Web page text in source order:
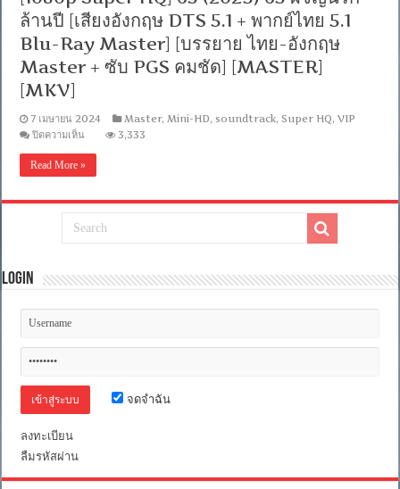
ล้านปี [เสียงอังกฤษ DTS 5.1 + พากย์ไทย 5.1
Blu-Ray Master] [บรรยาย ไทย-อังกฤษ
Master + ซับ PGS คมชัด] [MASTER]
[MKV]
7 เมษายน 2024 Master, Mini-HD, soundtrack,Super HQ,VIP
ปิดความเห็น
HQ]
(2023)
ผจญ
ปี
[เสียง
5.1
Ray
3,333
Read More »
Login
จดจำฉัน
ลงทะเบียน
ลืมรหัสผ่าน